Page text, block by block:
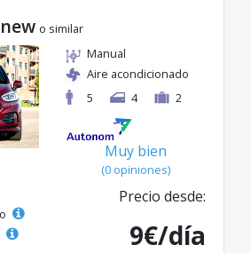
o similar
Manual
Aire acondicionado
5
4 2
Muy bien
(0 opiniones)
Precio desde:
9€/día